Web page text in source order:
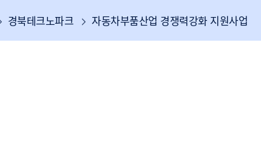
경북테크노파크 자동차부품산업 경쟁력강화 지원사업